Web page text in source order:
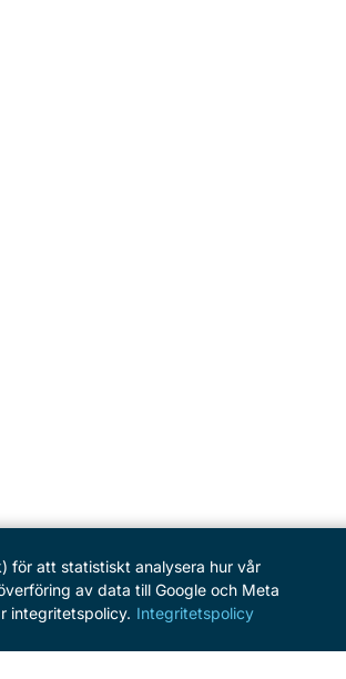
SERVICE
för att statistiskt analysera hur vår
av data till Google och Meta
integritetspolicy. Integritetspolicy